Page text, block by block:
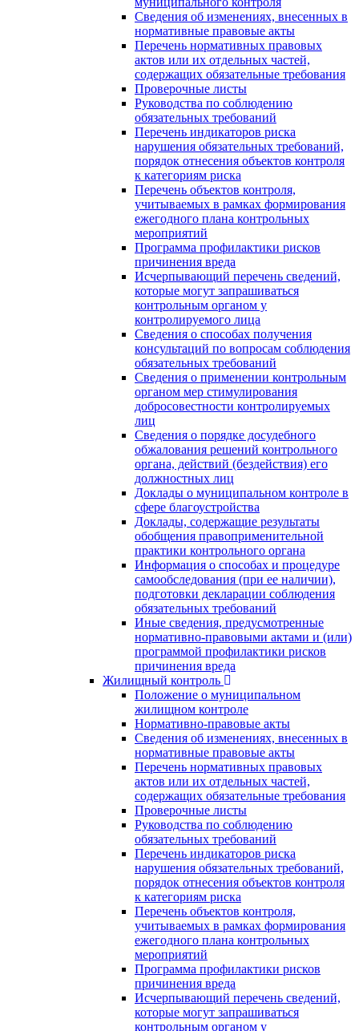
Сведения об изменениях, внесенных в
нормативные правовые акты
Перечень нормативных правовых
актов или их отдельных частей,
содержащих обязательные требования
Проверочные листы
Руководства по соблюдению
обязательных требований
Перечень индикаторов риска
нарушения обязательных требований,
порядок отнесения объектов контроля
к категориям риска
Перечень объектов контроля,
учитываемых в рамках формирования
ежегодного плана контрольных
мероприятий
Программа профилактики рисков
причинения вреда
Исчерпывающий перечень сведений,
которые могут запрашиваться
контрольным органом у
контролируемого лица
Сведения о способах получения
консультаций по вопросам соблюдения
обязательных требований
Сведения о применении контрольным
органом мер стимулирования
добросовестности контролируемых
лиц
Сведения о порядке досудебного
обжалования решений контрольного
органа, действий (бездействия) его
должностных лиц
Доклады о муниципальном контроле в
сфере благоустройства
Доклады, содержащие результаты
обобщения правоприменительной
практики контрольного органа
Информация о способах и процедуре
самообследования (при ее наличии),
подготовки декларации соблюдения
обязательных требований
Иные сведения, предусмотренные
нормативно-правовыми актами и (или)
программой профилактики рисков
причинения вреда
Жилищный контроль
Положение о муниципальном
жилищном контроле
Нормативно-правовые акты
Сведения об изменениях, внесенных в
нормативные правовые акты
Перечень нормативных правовых
актов или их отдельных частей,
содержащих обязательные требования
Проверочные листы
Руководства по соблюдению
обязательных требований
Перечень индикаторов риска
нарушения обязательных требований,
порядок отнесения объектов контроля
к категориям риска
Перечень объектов контроля,
учитываемых в рамках формирования
ежегодного плана контрольных
мероприятий
Программа профилактики рисков
причинения вреда
Исчерпывающий перечень сведений,
которые могут запрашиваться
контрольным органом у